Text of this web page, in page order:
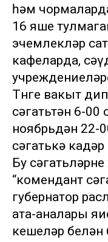
һәм
16 яше
эчемлекләр
кафеларда,
Төнге вакыт
сәгатьтән 6-00
ноябрьдән 22-
сәгатькә
Бу
“комендант
губернатор
ата-аналары
кешеләр белән